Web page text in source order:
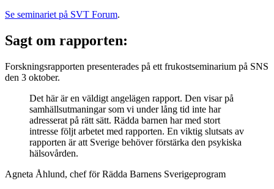
Se seminariet på SVT Forum.
Sagt om rapporten:
Forskningsrapporten presenterades på ett frukostseminarium på SNS
den 3 oktober.
Det här är en väldigt angelägen rapport. Den visar på
samhällsutmaningar som vi under lång tid inte har
adresserat på rätt sätt. Rädda barnen har med stort
intresse följt arbetet med rapporten. En viktig slutsats av
rapporten är att Sverige behöver förstärka den psykiska
hälsovården.
Agneta Åhlund, chef för Rädda Barnens Sverigeprogram